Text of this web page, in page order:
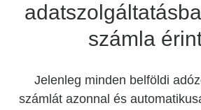
számla
Jelenleg minden belföldi
számlát azonnal és